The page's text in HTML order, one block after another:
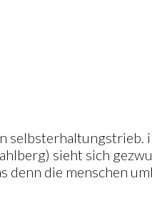
sieht sich
denn die menschen